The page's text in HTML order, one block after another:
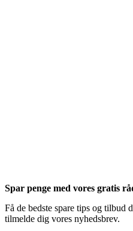
Spar penge med vores gratis
Få de bedste spare tips og tilbud
tilmelde dig vores nyhedsbrev.